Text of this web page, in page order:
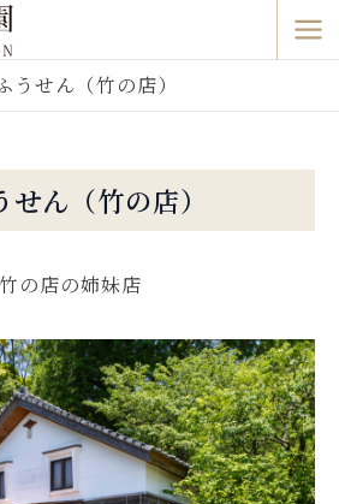
うせん（竹の店）
せん（竹の店）
竹の店の姉妹店